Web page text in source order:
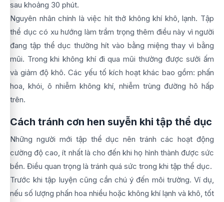
sau khoảng 30 phút.
Nguyên nhân chính là việc hít thở không khí khô, lạnh. Tập
thể dục có xu hướng làm trầm trọng thêm điều này vì người
đang tập thể dục thường hít vào bằng miệng thay vì bằng
mũi. Trong khi không khí đi qua mũi thường được sưởi ấm
và giảm độ khô. Các yếu tố kích hoạt khác bao gồm: phấn
hoa, khói, ô nhiễm không khí, nhiễm trùng đường hô hấp
trên.
Cách tránh cơn hen suyễn khi tập thể dục
Những người mới tập thể dục nên tránh các hoạt động
cường độ cao, ít nhất là cho đến khi họ hình thành được sức
bền. Điều quan trọng là tránh quá sức trong khi tập thể dục.
Trước khi tập luyện cũng cần chú ý đến môi trường. Ví dụ,
nếu số lượng phấn hoa nhiều hoặc không khí lạnh và khô, tốt